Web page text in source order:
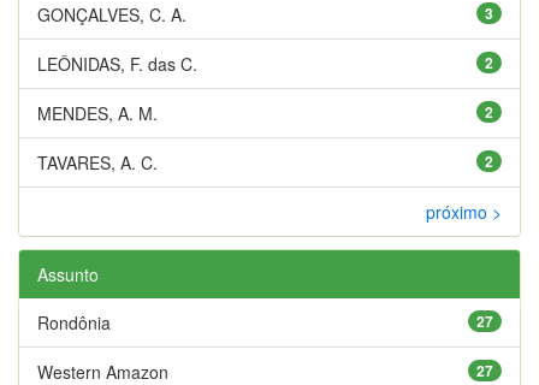
3
GONÇALVES, C. A.
2
LEÔNIDAS, F. das C.
2
MENDES, A. M.
2
TAVARES, A. C.
próximo >
Assunto
27
Rondônia
27
Western Amazon